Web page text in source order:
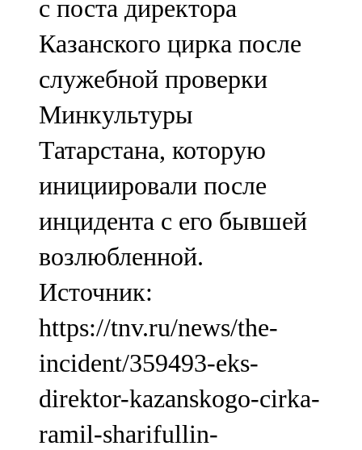
с поста директора
Казанского цирка после
служебной проверки
Минкультуры
Татарстана, которую
инициировали после
инцидента с его бывшей
возлюбленной.
Источник:
https://tnv.ru/news/the-
incident/359493-eks-
direktor-kazanskogo-cirka-
ramil-sharifullin-